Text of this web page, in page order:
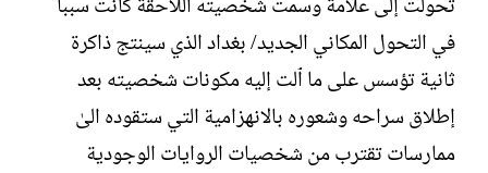
في التحول المكاني الجديد/ بغداد الذي سينتج ذاكرة
ثانية تؤسس على ما ٱلت إليه مكونات شخصيته بعد
إطلاق سراحه وشعوره بالانهزامية التي ستقوده الىٰ
ممارسات تقترب من شخصيات الروايات الوجودية